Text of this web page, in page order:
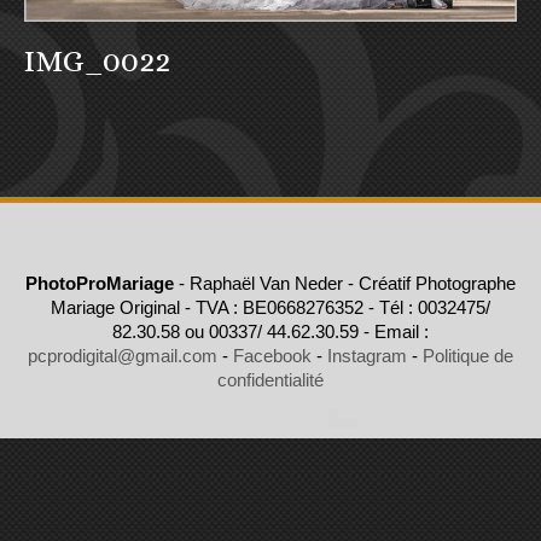
IMG_0022
PhotoProMariage - Raphaël Van Neder - Créatif Photographe
Mariage Original - TVA : BE0668276352 - Tél : 0032475/
82.30.58 ou 00337/ 44.62.30.59 - Email :
pcprodigital@gmail.com - Facebook - Instagram - Politique de
confidentialité